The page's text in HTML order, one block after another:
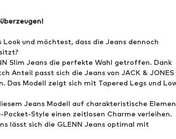
Look und möchtest, dass die Jeans dennoch
Slim Jeans die perfekte Wahl getroffen. Dank
Anteil passt sich die Jeans von JACK & JONES
Das Modell zeigt sich mit Tapered Legs und
Jeans Modell auf charakteristische
Pocket-Style einen zeitlosen Charme verleihen.
lässt sich die GLENN Jeans optimal mit